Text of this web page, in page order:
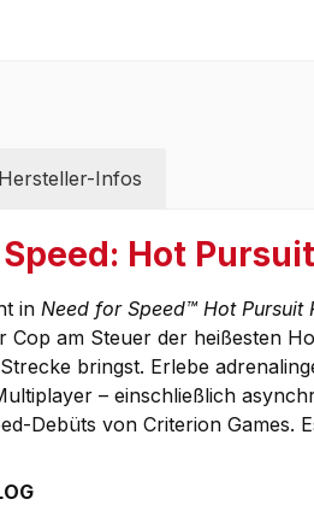
Hersteller-Infos
Hot
in Need for Speed™ Hot Pursuit
am Steuer der heißesten
bringst. Erlebe
– einschließlich
Debüts von Criterion Games.